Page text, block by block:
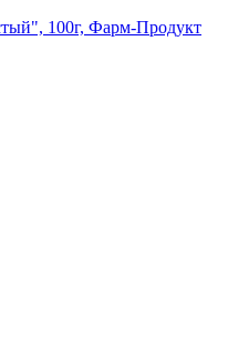
100г, Фарм-Продукт